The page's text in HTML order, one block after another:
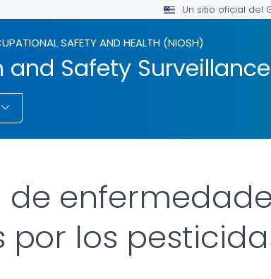
Un sitio oficial del
SAFETY AND HEALTH (NIOSH)
and Safety Surveillance
por los